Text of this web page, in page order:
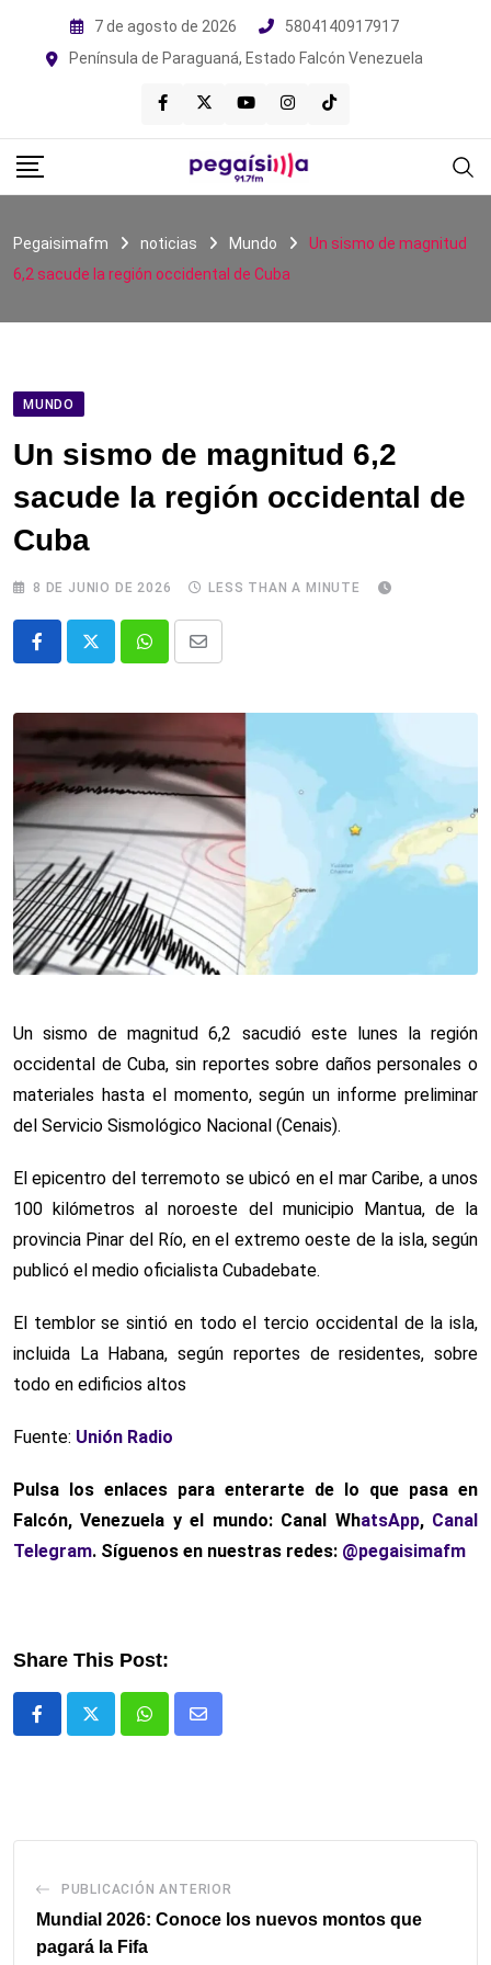
7 de agosto de 2026
5804140917917
Península de Paraguaná, Estado Falcón Venezuela
Pegaisimafm noticias Mundo
Un sismo de magnitud
6,2 sacude la región occidental de Cuba
MUNDO
Un sismo de magnitud 6,2
sacude la región occidental de
Cuba
8 DE JUNIO DE 2026 LESS THAN A MINUTE
WhatsappComparte
email
Un sismo de magnitud 6,2 sacudió este lunes la región
occidental de Cuba, sin reportes sobre daños personales o
materiales hasta el momento, según un informe preliminar
del Servicio Sismológico Nacional (Cenais).
El epicentro del terremoto se ubicó en el mar Caribe, a unos
100 kilómetros al noroeste del municipio Mantua, de la
provincia Pinar del Río, en el extremo oeste de la isla, según
publicó el medio oficialista Cubadebate.
El temblor se sintió en todo el tercio occidental de la isla,
incluida La Habana, según reportes de residentes, sobre
todo en edificios altos
Fuente: Unión Radio
Pulsa los enlaces para enterarte de lo que pasa en
Falcón, Venezuela y el mundo: Canal WhatsApp, Canal
Telegram. Síguenos en nuestras redes: @pegaisimafm
Share This Post:
WhatsappComparte
PUBLICACIÓN ANTERIOR
Mundial 2026: Conoce los nuevos montos que
pagará la Fifa